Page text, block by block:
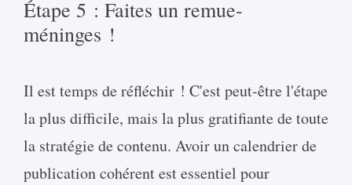
Étape 5 : Faites un remue-
méninges !
Il est temps de réfléchir ! C'est peut-être l'étape
la plus difficile, mais la plus gratifiante de toute
la stratégie de contenu. Avoir un calendrier de
publication cohérent est essentiel pour